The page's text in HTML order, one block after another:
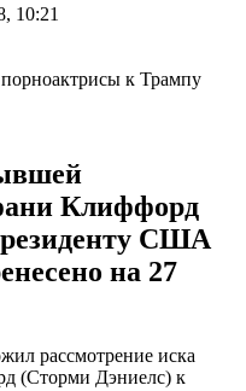
10:21
Клиффорд
США
на 27
рассмотрение иска
(Сторми Дэниелс) к